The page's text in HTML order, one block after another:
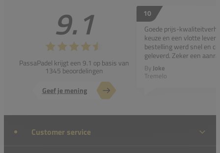
9.1
PassaPadel krijgt een 9.1 op basis van
1345 beoordelingen
Geef je mening
10
Goede prijs-
keuze en een vlotte
bestelling werd snel en
geleverd. Zeker een
By Joke
Tremelo
Customer service